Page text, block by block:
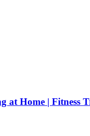
at Home | Fitness